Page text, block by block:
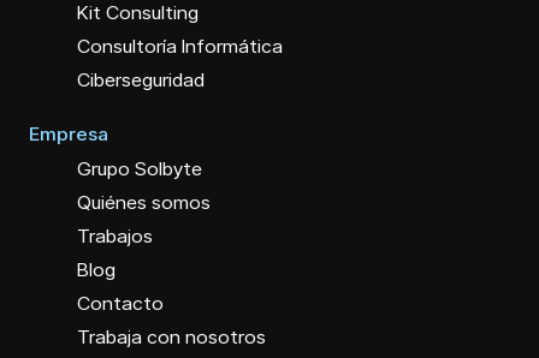
Kit Consulting
Consultoría Informática
Ciberseguridad
Empresa
Grupo Solbyte
Quiénes somos
Trabajos
Blog
Contacto
Trabaja con nosotros